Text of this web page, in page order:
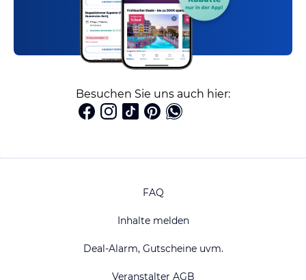
Besuchen Sie uns auch hier:
FAQ
Inhalte melden
Deal-Alarm, Gutscheine uvm.
Veranstalter AGB